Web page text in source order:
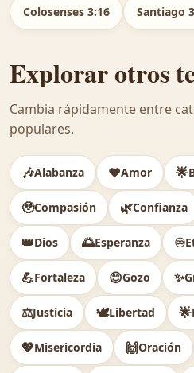
Colosenses 3:16 Santiago
Explorar otros
Cambia rápidamente entre
populares.
🎶Alabanza ❤️Amor 🌟
🥹Compasión 🌿Confianza
👑Dios 🌅Esperanza ♾️
💪Fortaleza 😊Gozo ✨
⚖️Justicia 🕊Libertad 🌟
💖Misericordia 🙌Oración